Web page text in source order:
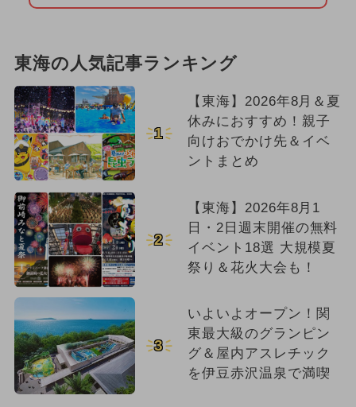
東海の人気記事ランキング
1
【東海】2026年8月＆夏
休みにおすすめ！親子
向けおでかけ先＆イベ
ントまとめ
2
【東海】2026年8月1
日・2日週末開催の無料
イベント18選 大規模夏
祭り＆花火大会も！
3
いよいよオープン！関
東最大級のグランピン
グ＆屋内アスレチック
を伊豆赤沢温泉で満喫